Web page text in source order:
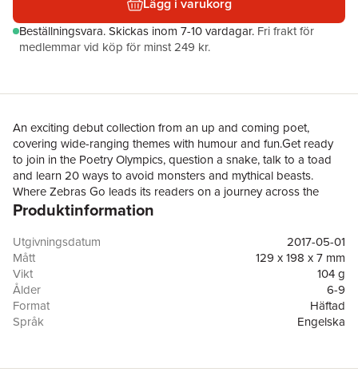
Beställningsvara.Skickas inom 7-10 vardagar. Fri frakt för
medlemmar vid köp för minst 249 kr.
An exciting debut collection from an up and coming poet,
covering wide-ranging themes with humour and fun.Get ready
to join in the Poetry Olympics, question a snake, talk to a toad
and learn 20 ways to avoid monsters and mythical beasts.
Where Zebras Go leads its readers on a journey across the
savannah, into fairy tale realms, back into the playground and
the way. This is a diverse and exciting debut collection by a poet
who performs regularly in schools across the country.
Produktinformation
Utgivningsdatum
2017-05-01
Mått
129 x 198 x 7 mm
Vikt
104 g
Ålder
6-9
Format
Häftad
Språk
Engelska
Förlag
Otter-Barry Books